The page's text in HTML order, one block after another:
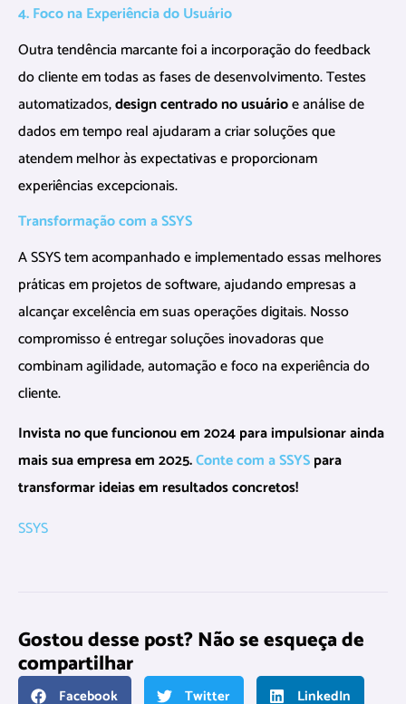
4. Foco na Experiência do Usuário
Outra tendência marcante foi a incorporação do feedback
do cliente em todas as fases de desenvolvimento. Testes
automatizados,design centrado no usuárioe análise de
dados em tempo real ajudaram a criar soluções que
atendem melhor às expectativas e proporcionam
experiências excepcionais.
Transformação com a SSYS
A SSYS tem acompanhado e implementado essas melhores
práticas em projetos de software, ajudando empresas a
alcançar excelência em suas operações digitais. Nosso
compromisso é entregar soluções inovadoras que
combinam agilidade, automação e foco na experiência do
cliente.
Invista no que funcionou em 2024 para impulsionar ainda
mais sua empresa em 2025.Conte com a SSYSpara
transformar ideias em resultados concretos!
SSYS
Gostou desse post? Não se esqueça de
compartilhar
Facebook Twitter LinkedIn